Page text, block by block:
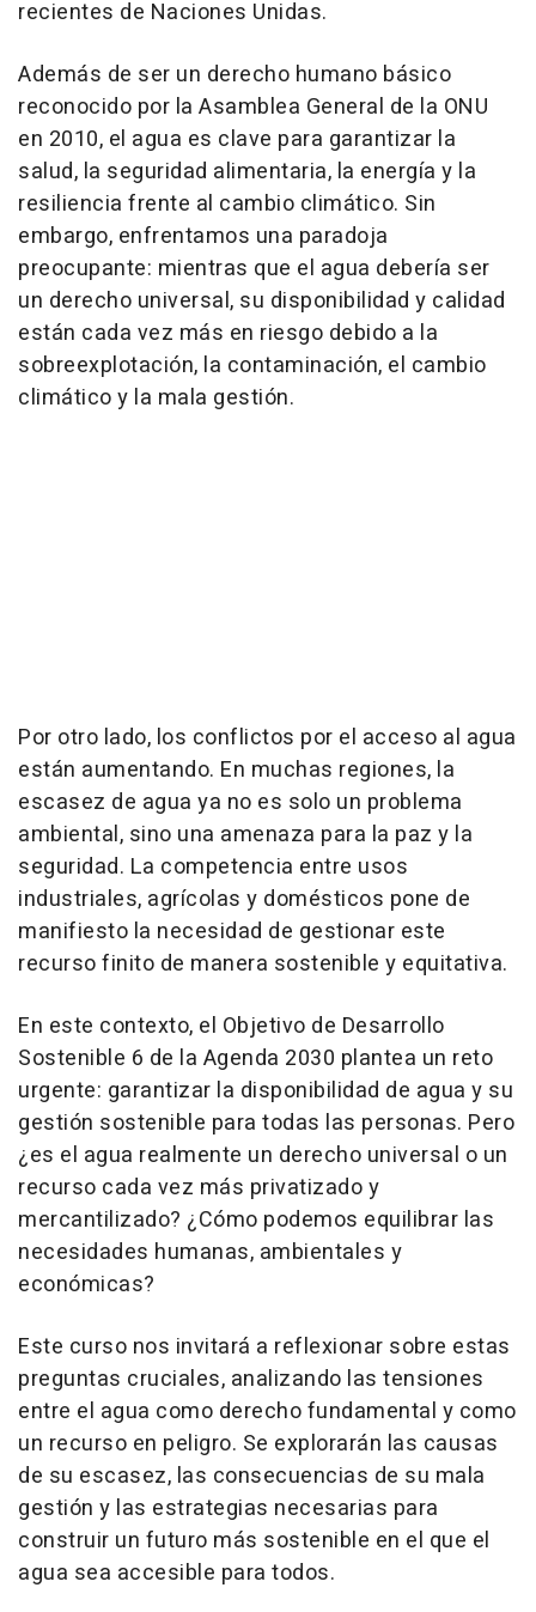
recientes de Naciones Unidas.
Además de ser un derecho humano básico
reconocido por la Asamblea General de la ONU
en 2010, el agua es clave para garantizar la
salud, la seguridad alimentaria, la energía y la
resiliencia frente al cambio climático. Sin
embargo, enfrentamos una paradoja
preocupante: mientras que el agua debería ser
un derecho universal, su disponibilidad y calidad
están cada vez más en riesgo debido a la
sobreexplotación, la contaminación, el cambio
climático y la mala gestión.
Por otro lado, los conflictos por el acceso al agua
están aumentando. En muchas regiones, la
escasez de agua ya no es solo un problema
ambiental, sino una amenaza para la paz y la
seguridad. La competencia entre usos
industriales, agrícolas y domésticos pone de
manifiesto la necesidad de gestionar este
recurso finito de manera sostenible y equitativa.
En este contexto, el Objetivo de Desarrollo
Sostenible 6 de la Agenda 2030 plantea un reto
urgente: garantizar la disponibilidad de agua y su
gestión sostenible para todas las personas. Pero
¿es el agua realmente un derecho universal o un
recurso cada vez más privatizado y
mercantilizado? ¿Cómo podemos equilibrar las
necesidades humanas, ambientales y
económicas?
Este curso nos invitará a reflexionar sobre estas
preguntas cruciales, analizando las tensiones
entre el agua como derecho fundamental y como
un recurso en peligro. Se explorarán las causas
de su escasez, las consecuencias de su mala
gestión y las estrategias necesarias para
construir un futuro más sostenible en el que el
agua sea accesible para todos.